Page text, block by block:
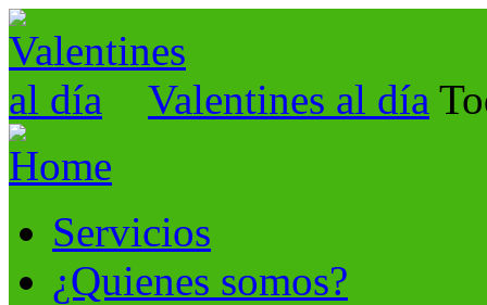
Valentines al día
Servicios
¿Quienes somos?